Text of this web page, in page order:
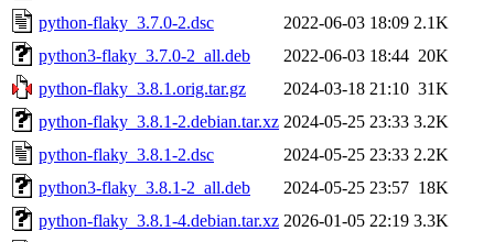
python-flaky_3.7.0-2.dsc
2022-06-03 18:09 2.1K
python3-flaky_3.7.0-2_all.deb
2022-06-03 18:44 20K
python-flaky_3.8.1.orig.tar.gz
2024-03-18 21:10 31K
python-flaky_3.8.1-2.debian.tar.xz 2024-05-25 23:33 3.2K
python-flaky_3.8.1-2.dsc
2024-05-25 23:33 2.2K
python3-flaky_3.8.1-2_all.deb
2024-05-25 23:57 18K
python-flaky_3.8.1-4.debian.tar.xz 2026-01-05 22:19 3.3K